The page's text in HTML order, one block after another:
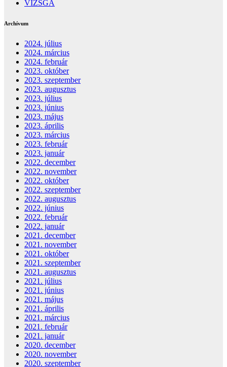
VIZSGA
Archívum
2024. július
2024. március
2024. február
2023. október
2023. szeptember
2023. augusztus
2023. július
2023. június
2023. május
2023. április
2023. március
2023. február
2023. január
2022. december
2022. november
2022. október
2022. szeptember
2022. augusztus
2022. június
2022. február
2022. január
2021. december
2021. november
2021. október
2021. szeptember
2021. augusztus
2021. július
2021. június
2021. május
2021. április
2021. március
2021. február
2021. január
2020. december
2020. november
2020. szeptember